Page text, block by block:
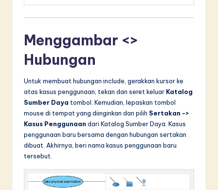
Menggambar <>
Hubungan
Untuk membuat hubungan include, gerakkan kursor ke
atas kasus penggunaan, tekan dan seret keluar Katalog
Sumber Daya tombol. Kemudian, lepaskan tombol
mouse di tempat yang diinginkan dan pilih Sertakan ->
Kasus Penggunaan dari Katalog Sumber Daya. Kasus
penggunaan baru bersama dengan hubungan sertakan
dibuat. Akhirnya, beri nama kasus penggunaan baru
tersebut.